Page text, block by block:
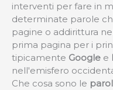
interventi per fare in
determinate parole
pagine o addirittura
prima pagina per i
tipicamente Google e
nell'emisfero
Che cosa sono le